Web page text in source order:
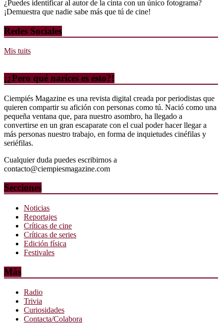
¿Puedes identificar al autor de la cinta con un único fotograma?
¡Demuestra que nadie sabe más que tú de cine!
Redes Sociales
Mis tuits
¡¿Pero qué narices es esto?!
Ciempiés Magazine es una revista digital creada por periodistas que
quieren compartir su afición con personas como tú. Nació como una
pequeña ventana que, para nuestro asombro, ha llegado a
convertirse en un gran escaparate con el cual poder hacer llegar a
más personas nuestro trabajo, en forma de inquietudes cinéfilas y
seriéfilas.
Cualquier duda puedes escribirnos a
contacto@ciempiesmagazine.com
Secciones
Noticias
Reportajes
Críticas de cine
Críticas de series
Edición física
Festivales
Más
Radio
Trivia
Curiosidades
Contacta/Colabora